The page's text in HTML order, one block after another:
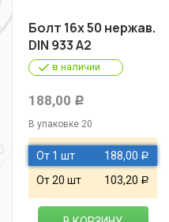
Болт 16х 50 нержав.
DIN 933 A2
в наличии
188,00 Р
В упаковке 20
От 1 шт 188,00 Р
От 20 шт 103,20 Р